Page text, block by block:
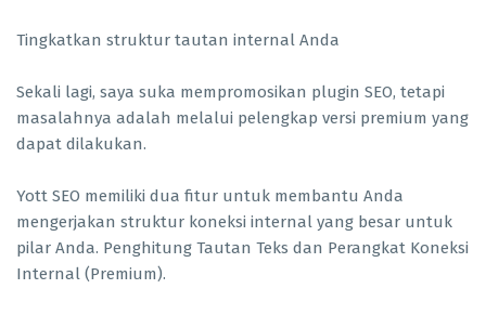
Tingkatkan struktur tautan internal Anda
Sekali lagi, saya suka mempromosikan plugin SEO, tetapi
masalahnya adalah melalui pelengkap versi premium yang
dapat dilakukan.
Yott SEO memiliki dua fitur untuk membantu Anda
mengerjakan struktur koneksi internal yang besar untuk
pilar Anda. Penghitung Tautan Teks dan Perangkat Koneksi
Internal (Premium).